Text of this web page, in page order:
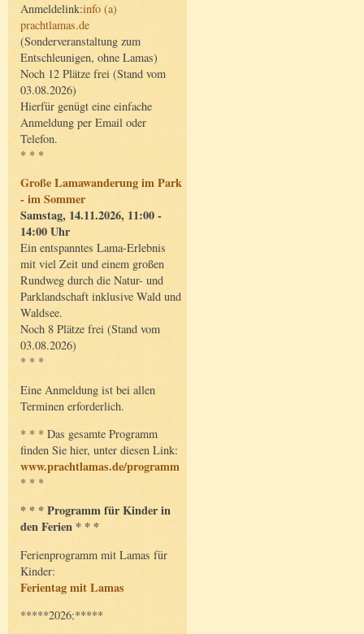
Anmeldelink:info (a)
prachtlamas.de
(Sonderveranstaltung zum
Entschleunigen, ohne Lamas)
Noch 12 Plätze frei (Stand vom
03.08.2026)
Hierfür genügt eine einfache
Anmeldung per Email oder
Telefon.
* * *
Große Lamawanderung im Park
- im Sommer
Samstag, 14.11.2026, 11:00 -
14:00 Uhr
Ein entspanntes Lama-Erlebnis
mit viel Zeit und einem großen
Rundweg durch die Natur- und
Parklandschaft inklusive Wald und
Waldsee.
Noch 8 Plätze frei (Stand vom
03.08.2026)
* * *
Eine Anmeldung ist bei allen
Terminen erforderlich.
* * * Das gesamte Programm
finden Sie hier, unter diesen Link:
www.prachtlamas.de/programm
* * *
* * * Programm für Kinder in
den Ferien * * *
Ferienprogramm mit Lamas für
Kinder:
Ferientag mit Lamas
*****2026:*****